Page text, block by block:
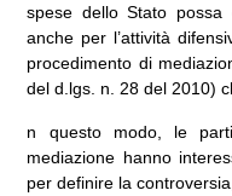
spese dello Stato possa
anche per l’attività
procedimento di
del d.lgs. n. 28 del 2010)
n questo modo, le
mediazione hanno
per definire la